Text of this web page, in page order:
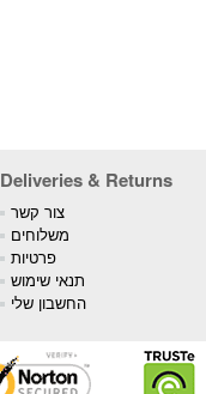
Deliveries & Returns
צור קשר
משלוחים
פרטיות
תנאי שימוש
החשבון שלי